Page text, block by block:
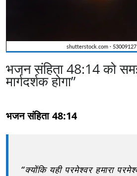
भजन संहिता 48:14 को
मार्गदर्शक होगा”
भजन संहिता 48:14
“क्योंकि यही परमेश्वर हमारा